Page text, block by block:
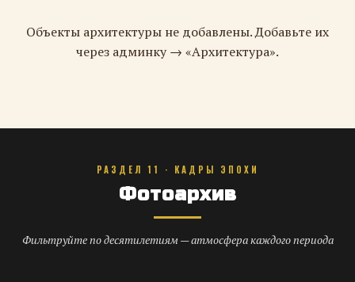
Объекты архитектуры не добавлены. Добавьте их
через админку → «Архитектура».
РАЗДЕЛ 11 · КАДРЫ ЭПОХИ
Фотоархив
Фильтруйте по десятилетиям — атмосфера каждого периода